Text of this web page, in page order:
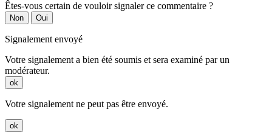
Êtes-vous certain de vouloir signaler ce commentaire ?
Non Oui
Signalement envoyé
Votre signalement a bien été soumis et sera examiné par un
modérateur.
ok
Votre signalement ne peut pas être envoyé.
ok